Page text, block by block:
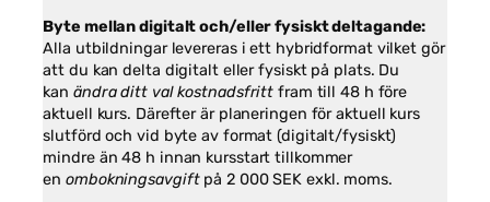
Byte mellan digitalt och/eller fysiskt deltagande:
Alla utbildningar levereras i ett hybridformat vilket gör
att du kan delta digitalt eller fysiskt på plats. Du
kan ändra ditt val kostnadsfritt fram till 48 h före
aktuell kurs. Därefter är planeringen för aktuell kurs
slutförd och vid byte av format (digitalt/fysiskt)
mindre än 48 h innan kursstart tillkommer
enombokningsavgiftpå 2 000 SEK exkl. moms.